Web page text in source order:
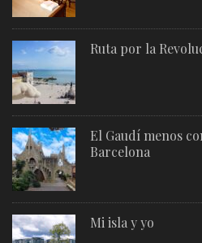
Ruta por la
El Gaudí menos
Barcelona
Mi isla y yo